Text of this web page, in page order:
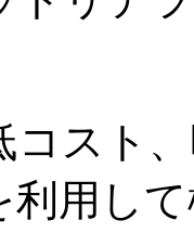
コスト
利用し